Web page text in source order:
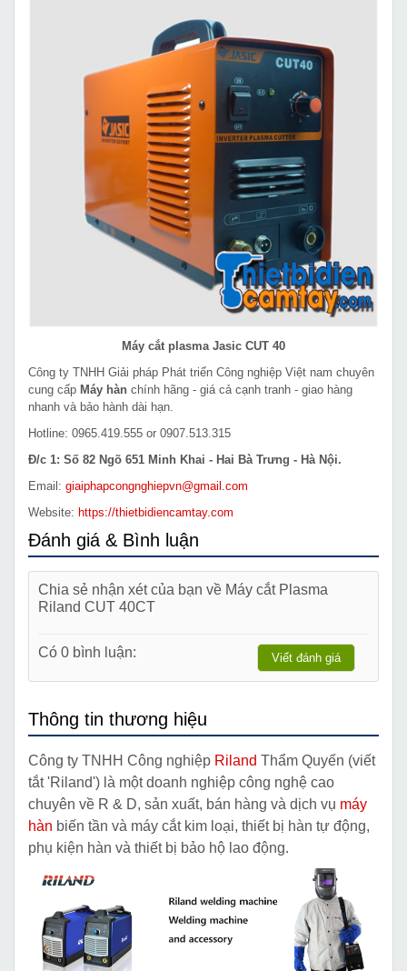
Máy cắt plasma Jasic CUT 40
Công ty TNHH Giải pháp Phát triển Công nghiệp Việt nam chuyên
cung cấp Máy hàn chính hãng - giá cả cạnh tranh - giao hàng
nhanh và bảo hành dài hạn.
Hotline: 0965.419.555 or 0907.513.315
Đ/c 1: Số 82 Ngõ 651 Minh Khai - Hai Bà Trưng - Hà Nội.
Email: giaiphapcongnghiepvn@gmail.com
Website: https://thietbidiencamtay.com
Đánh giá & Bình luận
Chia sẻ nhận xét của bạn về Máy cắt Plasma
Riland CUT 40CT
Có 0 bình luận: Viết đánh giá
Thông tin thương hiệu
Công ty TNHH Công nghiệp Riland Thẩm Quyến (viết
tắt 'Riland') là một doanh nghiệp công nghệ cao
chuyên về R & D, sản xuất, bán hàng và dịch vụ máy
hàn biến tần và máy cắt kim loại, thiết bị hàn tự động,
phụ kiện hàn và thiết bị bảo hộ lao động.